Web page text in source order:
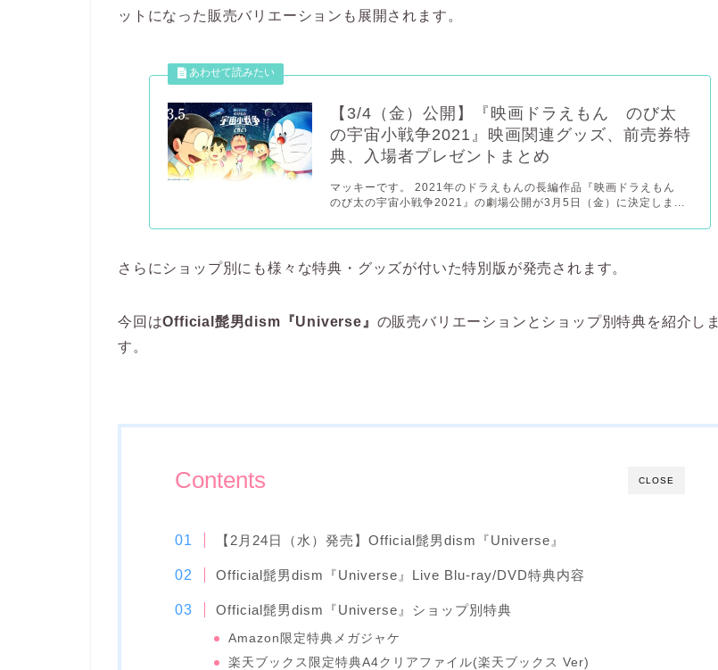
ットになった販売バリエーションも展開されます。
【3/4（金）公開】『映画ドラえもん のび太
の宇宙小戦争2021』映画関連グッズ、前売券特
典、入場者プレゼントまとめ
マッキーです。 2021年のドラえもんの長編作品『映画ドラえもん
のび太の宇宙小戦争2021』の劇場公開が3月5日（金）に決定しま...
さらにショップ別にも様々な特典・グッズが付いた特別版が発売されます。
今回はOfficial髭男dism『Universe』 の販売バリエーションとショップ別特典を紹介しま
す。
CLOSE
Contents
【2月24日（水）発売】Official髭男dism『Universe』
Official髭男dism『Universe』Live Blu-ray/DVD特典内容
Official髭男dism『Universe』ショップ別特典
Amazon限定特典メガジャケ
楽天ブックス限定特典A4クリアファイル(楽天ブックス Ver)